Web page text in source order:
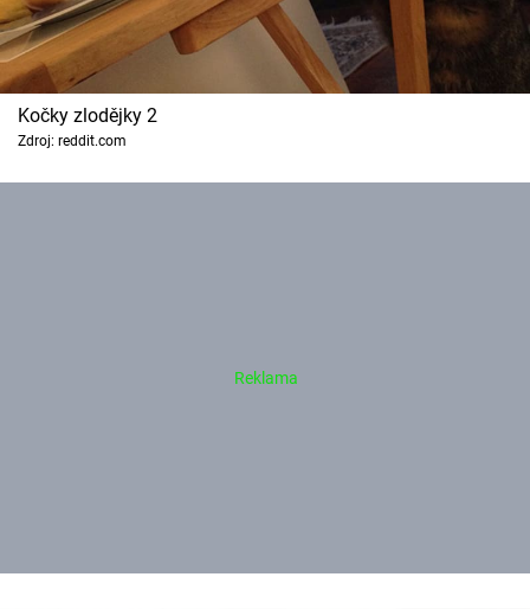
Kočky zlodějky 2
Zdroj: reddit.com